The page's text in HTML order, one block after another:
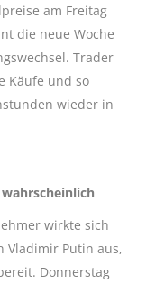
am Freitag
die neue Woche
Trader
Käufe und so
wieder in
wahrscheinlich
wirkte sich
Vladimir Putin aus,
Donnerstag